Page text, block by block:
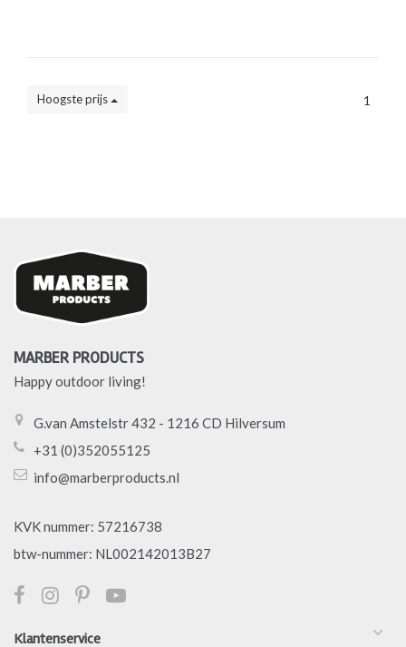
Hoogste prijs 1
MARBER PRODUCTS
Happy outdoor living!
G.van Amstelstr 432 - 1216 CD Hilversum
+31 (0)352055125
info@marberproducts.nl
KVK nummer: 57216738
btw-nummer: NL002142013B27
Klantenservice